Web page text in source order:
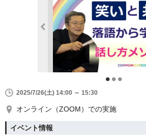
2025/7/26(土) 14:00 ～ 15:30
オンライン（ZOOM）での実施
イベント情報